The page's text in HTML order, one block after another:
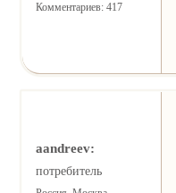
Комментариев: 417
aandreev:
потребитель